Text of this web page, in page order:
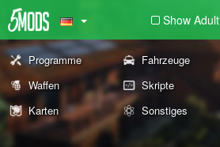
Show Adult
Programme Fahrzeuge
Waffen
Skripte
Karten
Sonstiges